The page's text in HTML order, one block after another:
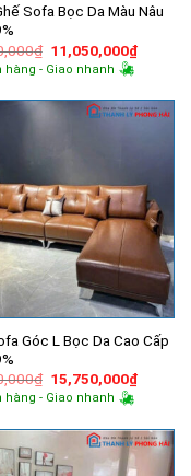
Sofa Bọc Da Màu Nâu
₫ Giá
gốc
là:
11,050,000₫Giá
hiện
hàng - Giao nhanh
Góc L Bọc Da Cao Cấp
₫ Giá
gốc
là:
15,750,000₫Giá
hiện
hàng - Giao nhanh